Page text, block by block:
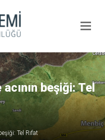
beşiği: Tel
Tel Rıfat